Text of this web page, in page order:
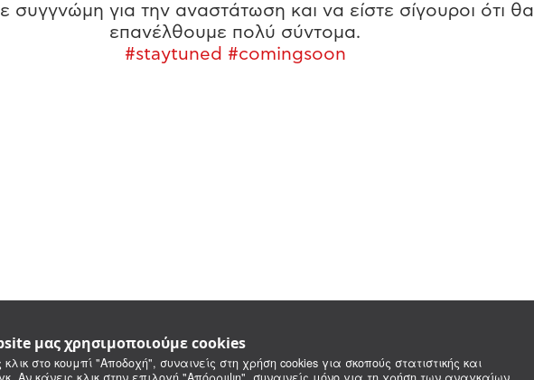
μας χρησιμοποιούμε cookies
στο κουμπί "Αποδοχή", συναινείς στη χρήση cookies για σκοπούς στατιστικής και
συγγνώμη για την αναστάτωση και να είστε σίγουροι ότι θα
επανέλθουμε πολύ σύντομα.
#staytuned #comingsoon